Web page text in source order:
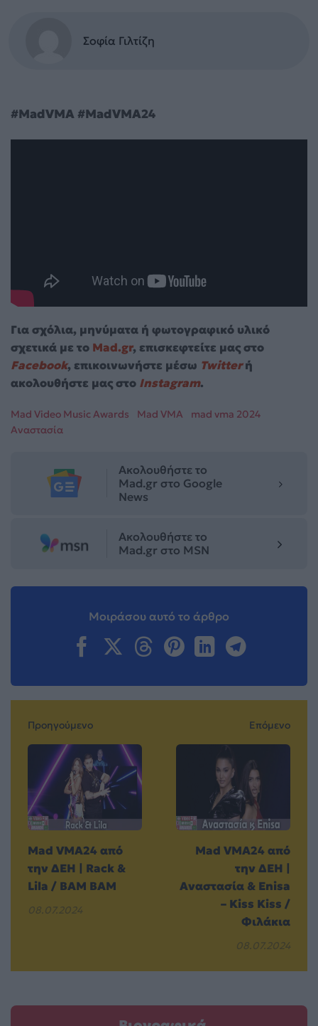
Σοφία Γιλτίζη
#MadVMA #MadVMA24
Για σχόλια, μηνύματα ή φωτογραφικό υλικό
σχετικά με το Mad.gr, επισκεφτείτε μας στο
Facebook, επικοινωνήστε μέσω Twitterή
ακολουθήστε μας στο Instagram.
Mad Video Music Awards Mad VMA
mad vma 2024
Αναστασία
Ακολουθήστε το
Mad.gr στο Google
News
Ακολουθήστε το
Mad.gr στο MSN
Μοιράσου αυτό το άρθρο
Προηγούμενο
Mad VMA24 από
την ΔΕΗ | Rack &
Lila / BAM BAM
08.07.2024
Επόμενο
Mad VMΑ24 από
την ΔΕΗ |
Αναστασία & Enisa
– Kiss Kiss /
Φιλάκια
08.07.2024